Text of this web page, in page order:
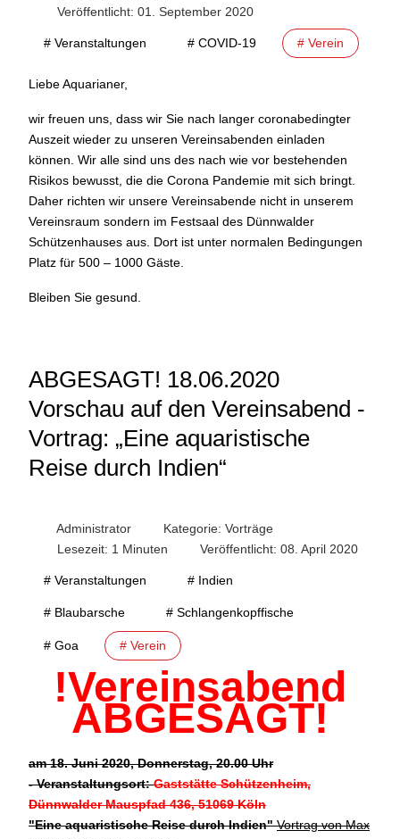
Veröffentlicht: 01. September 2020
# Veranstaltungen # COVID-19 # Verein
Liebe Aquarianer,
wir freuen uns, dass wir Sie nach langer coronabedingter
Auszeit wieder zu unseren Vereinsabenden einladen
können. Wir alle sind uns des nach wie vor bestehenden
Risikos bewusst, die die Corona Pandemie mit sich bringt.
Daher richten wir unsere Vereinsabende nicht in unserem
Vereinsraum sondern im Festsaal des Dünnwalder
Schützenhauses aus. Dort ist unter normalen Bedingungen
Platz für 500 – 1000 Gäste.
Bleiben Sie gesund.
ABGESAGT! 18.06.2020
Vorschau auf den Vereinsabend -
Vortrag: „Eine aquaristische
Reise durch Indien“
Administrator Kategorie: Vorträge
Lesezeit: 1 Minuten
Veröffentlicht: 08. April 2020
# Veranstaltungen # Indien
# Blaubarsche # Schlangenkopffische
# Goa # Verein
!Vereinsabend
ABGESAGT!
am 18. Juni 2020, Donnerstag, 20.00 Uhr
- Veranstaltungsort:Gaststätte Schützenheim,
Dünnwalder Mauspfad 436, 51069 Köln
"Eine aquaristische Reise durch Indien" Vortrag von Max